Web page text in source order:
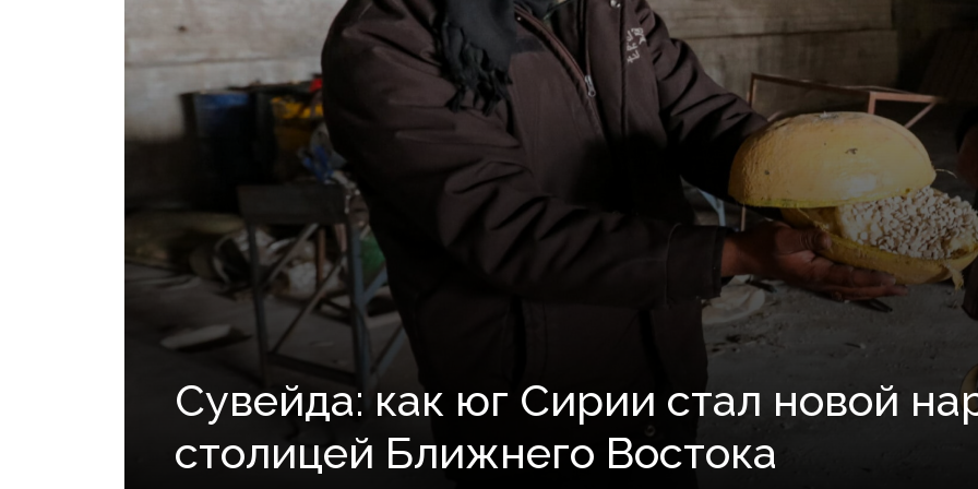
Сувейда: как юг Сирии стал новой
столицей Ближнего Востока